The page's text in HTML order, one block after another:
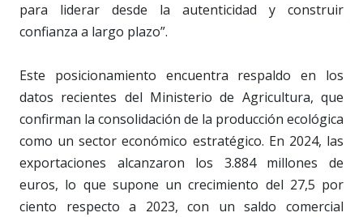
para liderar desde la autenticidad y construir
confianza a largo plazo”.
Este posicionamiento encuentra respaldo en los
datos recientes del Ministerio de Agricultura, que
confirman la consolidación de la producción ecológica
como un sector económico estratégico. En 2024, las
exportaciones alcanzaron los 3.884 millones de
euros, lo que supone un crecimiento del 27,5 por
ciento respecto a 2023, con un saldo comercial